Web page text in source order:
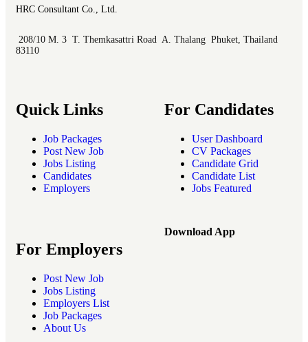
HRC Consultant Co., Ltd.
208/10 M. 3 T. Themkasattri Road A. Thalang Phuket, Thailand
83110
Quick Links
Job Packages
Post New Job
Jobs Listing
Candidates
Employers
For Candidates
User Dashboard
CV Packages
Candidate Grid
Candidate List
Jobs Featured
For Employers
Post New Job
Jobs Listing
Employers List
Job Packages
About Us
Download App